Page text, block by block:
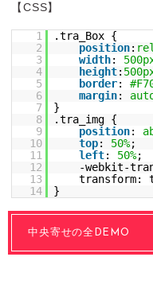
【CSS】
1
.tra_Box {
2
position:
3
width:
4
height:
5
border:
6
margin:
7
}
8
.tra_img {
9
position:
10
top: 50%;
11
left: 50%;
12
-webkit-
13
transform:
14
}
中央寄せの全DEMO